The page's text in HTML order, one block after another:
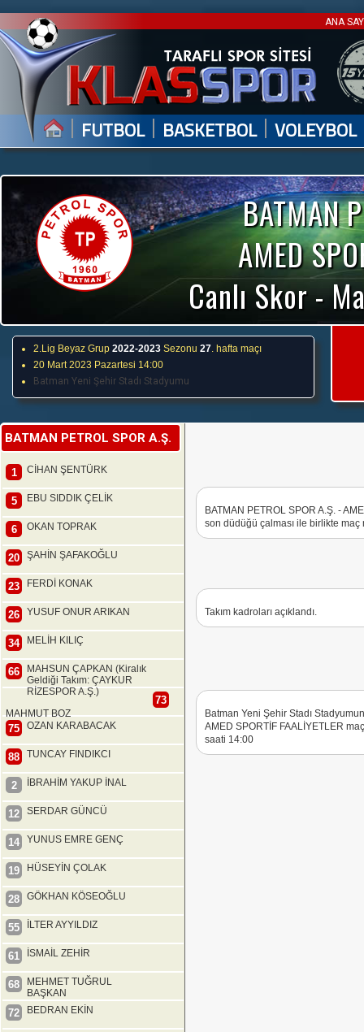
ANA
| FUTBOL | BASKETBOL | VOLEYBOL
BATMAN
AMED
Canlı Skor -
2.Lig Beyaz Grup 2022-2023 Sezonu 27. hafta maçı
20 Mart 2023 Pazartesi 14:00
Batman Yeni Şehir Stadı Stadyumu
BATMAN PETROL SPOR A.Ş.
1 CİHAN ŞENTÜRK
5 EBU SIDDIK ÇELİK
6 OKAN TOPRAK
20 ŞAHİN ŞAFAKOĞLU
23 FERDİ KONAK
26 YUSUF ONUR ARIKAN
34 MELİH KILIÇ
66
MAHSUN ÇAPKAN (Kiralık
Geldiği Takım: ÇAYKUR
RİZESPOR A.Ş.)
73
MAHMUT BOZ
75 OZAN KARABACAK
88 TUNCAY FINDIKCI
2 İBRAHİM YAKUP İNAL
12 SERDAR GÜNCÜ
14 YUNUS EMRE GENÇ
19 HÜSEYİN ÇOLAK
28 GÖKHAN KÖSEOĞLU
55 İLTER AYYILDIZ
61 İSMAİL ZEHİR
68
MEHMET TUĞRUL
BAŞKAN
72 BEDRAN EKİN
BATMAN PETROL SPOR A.Ş. -
son düdüğü çalması ile birlikte maç
Takım kadroları açıklandı.
Batman Yeni Şehir Stadı
AMED SPORTİF FAALİYETLER
saati 14:00